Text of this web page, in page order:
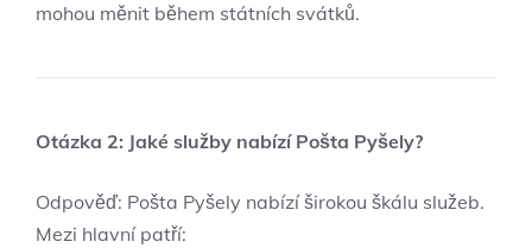
mohou měnit během státních svátků.
Otázka 2: Jaké služby nabízí Pošta Pyšely?
Odpověď: Pošta Pyšely nabízí širokou škálu služeb.
Mezi hlavní patří: